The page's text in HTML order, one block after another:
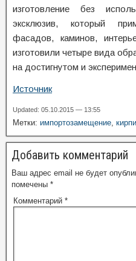
изготовление без
эксклюзив, который
фасадов, каминов,
изготовили четыре вида
на достигнутом и
Источник
Updated: 05.10.2015 — 13:55
Метки: импортозамещение,
Добавить комментарий
Ваш адрес email не будет
помечены *
Комментарий *